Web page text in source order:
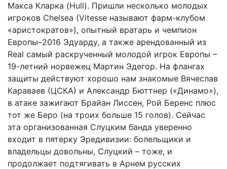
Макса Кларка (Hull). Пришли несколько молодых
игроков Chelsea (Vitesse называют фарм-клубом
«аристократов»), опытный вратарь и чемпион
Европы–2016 Эдуарду, а также арендованный из
Real самый раскрученный молодой игрок Европы –
19-летний норвежец Мартин Эдегор. На флангах
защиты действуют хорошо нам знакомые Вячеслав
Караваев (ЦСКА) и Александр Бюттнер («Динамо»),
в атаке зажигают Брайан Лиссен, Рой Беренс плюс
тот же Беро (на троих больше 15 голов). Сейчас
эта организованная Слуцким банда уверенно
входит в пятерку Эредивизии: болельщики и
владельцы довольны, Слуцкий – тоже, и
продолжает подтягивать в Арнем русских